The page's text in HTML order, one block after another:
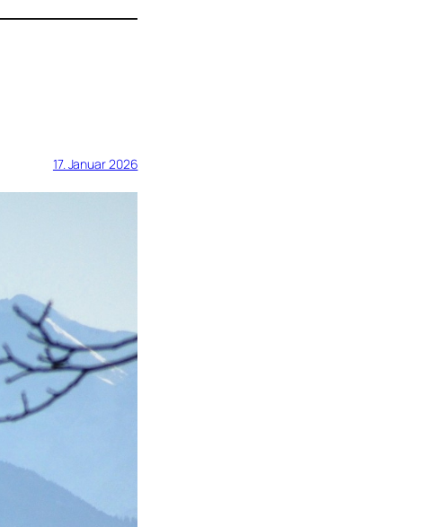
17. Januar 2026